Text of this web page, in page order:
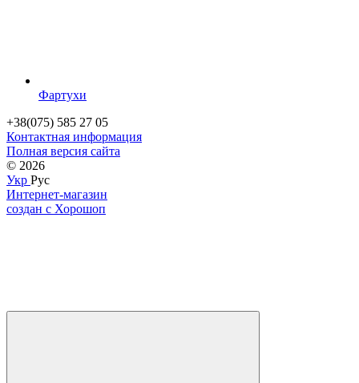
Фартухи
+38(075) 585 27 05
Контактная информация
Полная версия сайта
© 2026
Укр Рус
Интернет-магазин
создан с Хорошоп